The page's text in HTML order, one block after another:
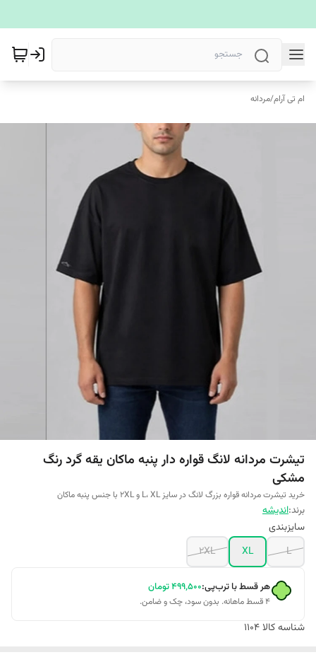
ام تی آرام/مردانه
تیشرت مردانه لانگ قواره دار پنبه ماکان یقه گرد رنگ
مشکی
خرید تیشرت مردانه قواره بزرگ لانگ در سایز L، XL و 2XL با جنس پنبه ماکان
برند:اندیشه
سایزبندی
L
XL
2XL
هر قسط با ترب‌پی:۴۹۹٬۵۰۰تومان
۴ قسط ماهانه. بدون سود، چک و ضامن.
شناسه کالا1104